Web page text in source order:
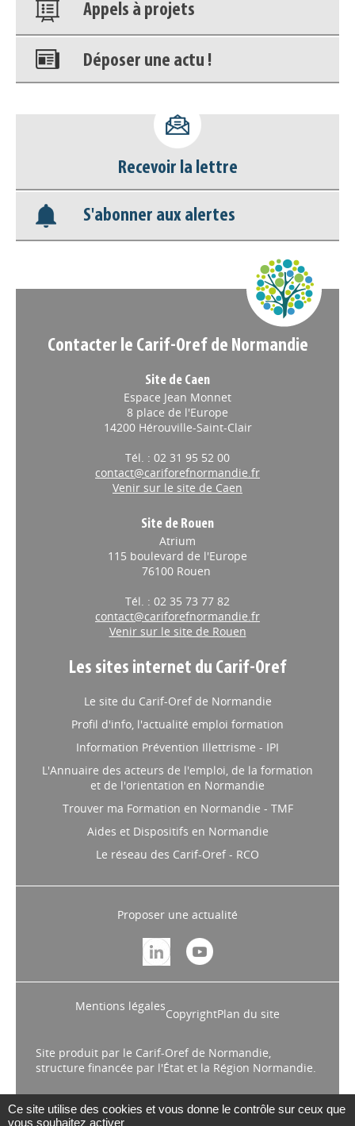
Appels à projets
Déposer une actu !
déconnecter)
Base documentaire
Nos veilles Scoop.it
Recevoir la lettre
S'abonner aux alertes
Contacter le Carif-Oref de Normandie
Site de Caen
Espace Jean Monnet
8 place de l'Europe
14200 Hérouville-Saint-Clair
Tél. : 02 31 95 52 00
contact@cariforefnormandie.fr
Venir sur le site de Caen
Site de Rouen
Atrium
115 boulevard de l'Europe
76100 Rouen
Tél. : 02 35 73 77 82
contact@cariforefnormandie.fr
Venir sur le site de Rouen
Les sites internet du Carif-Oref
Le site du Carif-Oref de Normandie
Profil d'info, l'actualité emploi formation
Information Prévention Illettrisme - IPI
L'Annuaire des acteurs de l'emploi, de la formation
et de l'orientation en Normandie
Trouver ma Formation en Normandie - TMF
Aides et Dispositifs en Normandie
Le réseau des Carif-Oref - RCO
Proposer une actualité
Mentions légales
CopyrightPlan du site
Site produit par le Carif-Oref de Normandie,
structure financée par l'État et la Région Normandie.
Ce site utilise des cookies et vous donne le contrôle sur ceux que
vous souhaitez activer